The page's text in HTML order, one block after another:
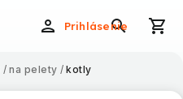
Prihlásenie
/ na pelety / kotly